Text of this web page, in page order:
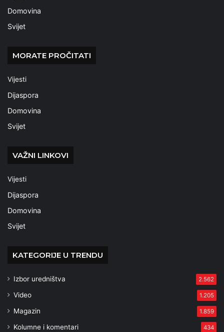
Domovina
Svijet
MORATE PROČITATI
Vijesti
Dijaspora
Domovina
Svijet
VAŽNI LINKOVI
Vijesti
Dijaspora
Domovina
Svijet
KATEGORIJE U TRENDU
Izbor uredništva 2.562
Video 1.205
Magazin 1.859
Kolumne i komentari 434